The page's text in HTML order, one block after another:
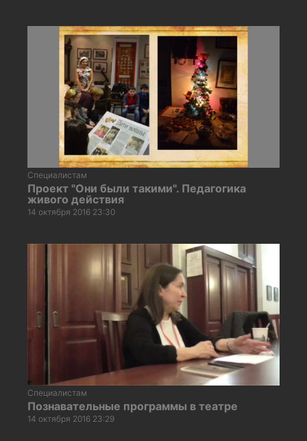
Специалистам
Проект "Они были такими". Педагогика
живого действия
14 октября 2016 23:30
Специалистам
Познавательные программы в театре
14 октября 2016 23:29